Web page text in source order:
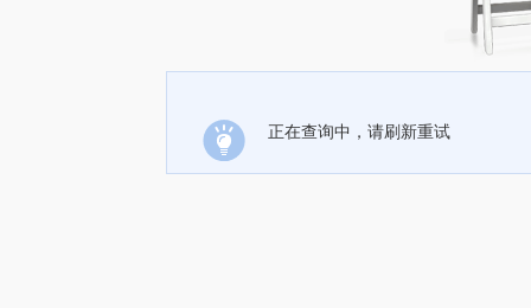
正在查询中，请刷新重试